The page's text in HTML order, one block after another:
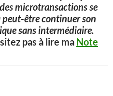
microtransactions se
être continuer son
sans intermédiaire.
pas à lire ma Note